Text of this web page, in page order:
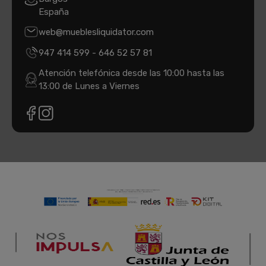
España
web@mueblesliquidator.com
947 414 599 - 646 52 57 81
Atención telefónica desde las 10:00 hasta las
13:00 de Lunes a Viernes